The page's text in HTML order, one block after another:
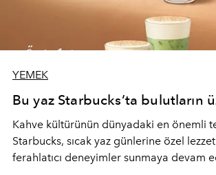
YEMEK
Bu yaz Starbucks’ta bulutların
Kahve kültürünün dünyadaki en önemli
Starbucks, sıcak yaz günlerine özel
ferahlatıcı deneyimler sunmaya devam